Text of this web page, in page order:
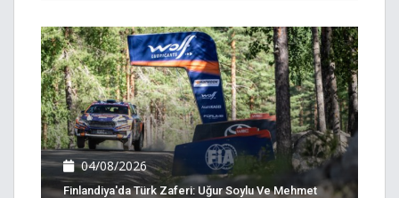
04/08/2026
Finlandiya'da Türk Zaferi: Uğur Soylu Ve Mehmet